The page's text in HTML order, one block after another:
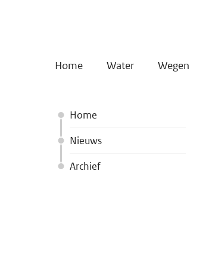
Home Water Wegen
Home
Nieuws
Archief